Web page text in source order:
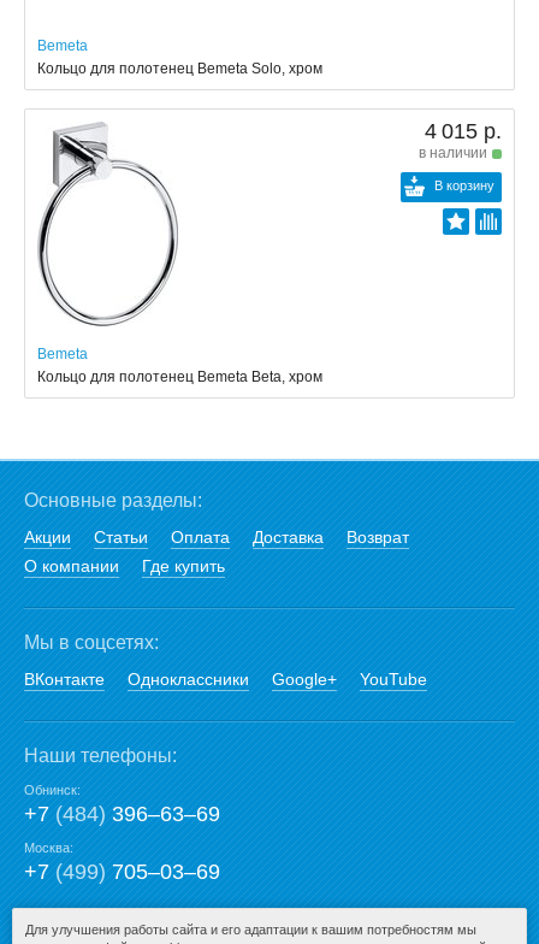
Bemeta
Кольцо для полотенец Bemeta Solo, хром
4 015 р.
в наличии
В корзину
Bemeta
Кольцо для полотенец Bemeta Beta, хром
Основные разделы:
Акции Статьи Оплата Доставка
Возврат
О компании
Где купить
Мы в соцсетях:
ВКонтакте Одноклассники Google+ YouTube
Наши телефоны:
Обнинск:
+7(484)396‒63‒69
Москва:
+7(499)705‒03‒69
E-mail:
Для улучшения работы сайта и его адаптации к вашим потребностям мы